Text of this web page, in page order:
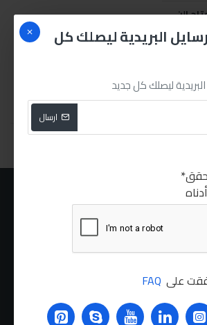
البريدية ليصلك كل
ليصلك كل جديد
ارسال
على FAQ
الن
You have reached the end